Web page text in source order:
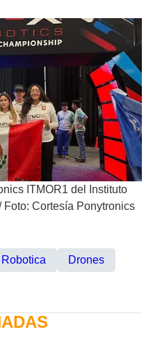
ITMOR1 del Instituto
Foto: Cortesía Ponytronics
Robotica
Drones